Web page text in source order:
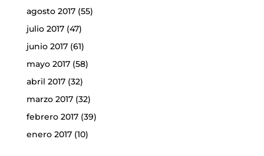
agosto 2017(55)
julio 2017(47)
junio 2017(61)
mayo 2017(58)
abril 2017(32)
marzo 2017(32)
febrero 2017(39)
enero 2017(10)